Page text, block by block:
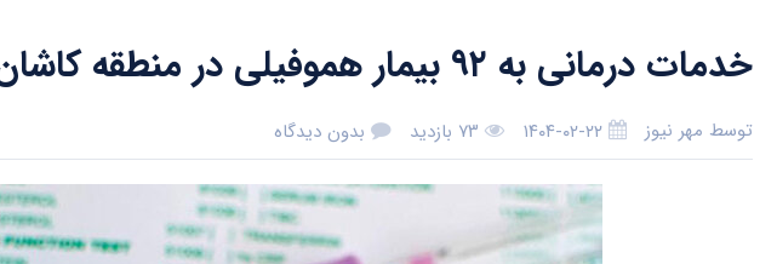
خدمات درمانی به ۹۲ بیمار هموفیلی در منطقه کاشان ارائه می‌شود
توسط مهر نیوز ۱۴۰۴-۰۲-۲۲ ۷۳ بازدید بدون دیدگاه